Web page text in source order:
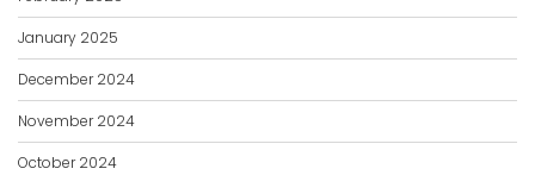
January 2025
December 2024
November 2024
October 2024